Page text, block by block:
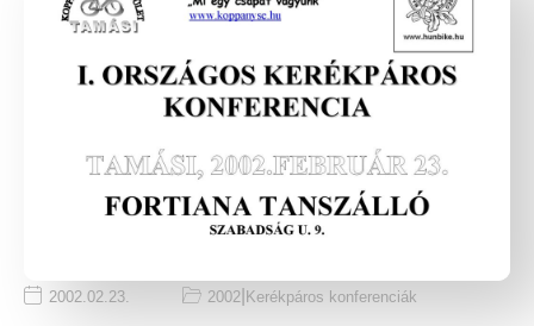
2002.02.23. 2002 Kerékpáros konferenciák